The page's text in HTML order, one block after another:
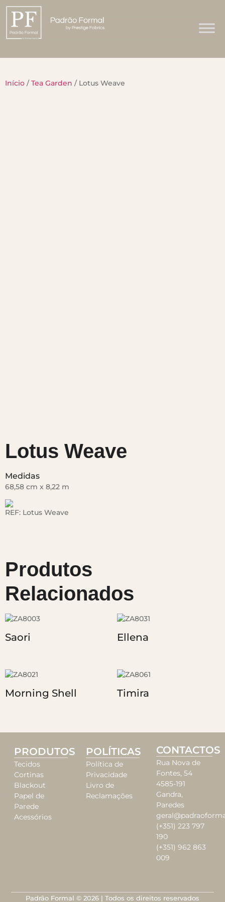
Início /Tea Garden / Lotus Weave
Lotus Weave
Medidas
68,58 cm x 8,22 m
REF: Lotus Weave
Produtos
Relacionados
Saori Ellena
Morning Shell Timira
PRODUTOS
Tecidos
Cortinas
Blackout
Papel de
Parede
Acessórios
POLÍTICAS
Política de
Privacidade
Livro de
Reclamações
CONTACTOS
Rua Nova de
Fontes, 54
4585-191
Gandra,
Paredes
(+351) 223 797
190
(+351) 962 863
009
Padrão Formal © 2026 | Todos os direitos reservados